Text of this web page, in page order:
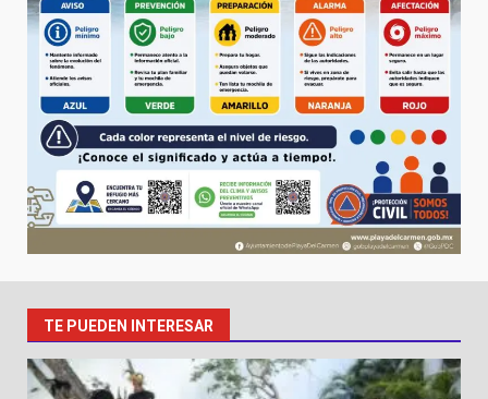
TE PUEDEN INTERESAR